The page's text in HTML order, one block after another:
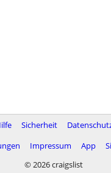
Sicherheit
Impressum App
© 2026 craigslist